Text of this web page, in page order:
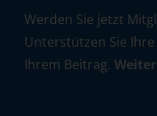
Werden Sie jetzt
Unterstützen Sie
Ihrem Beitrag.